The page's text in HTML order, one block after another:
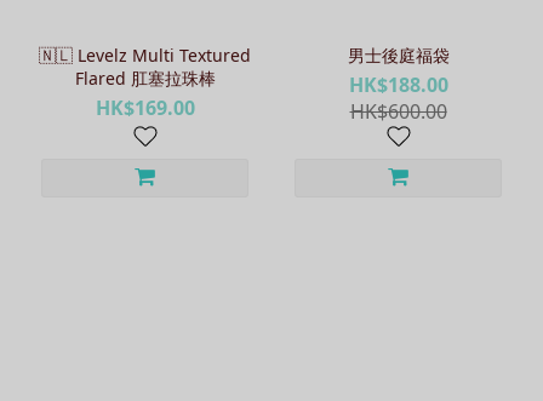
🇳🇱 Levelz Multi Textured
Flared 肛塞拉珠棒
HK$169.00
男士後庭福袋
HK$188.00
HK$600.00